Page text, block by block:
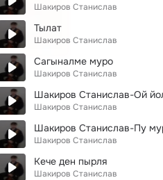
Шакиров Станислав
Тылат
Шакиров Станислав
Сагыналме муро
Шакиров Станислав
Шакиров Станислав-Ой
Шакиров Станислав
Шакиров Станислав-Пу
Шакиров Станислав
Кече ден пырля
Шакиров Станислав